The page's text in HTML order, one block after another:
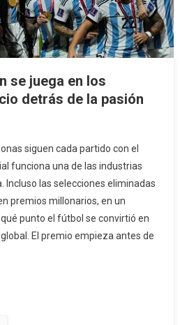
se juega en los
detrás de la pasión
siguen cada partido con el
funciona una de las industrias
Incluso las selecciones eliminadas
premios millonarios, en un
punto el fútbol se convirtió en
El premio empieza antes de